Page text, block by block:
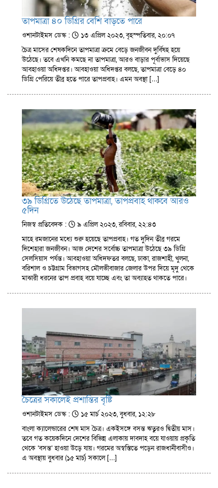
তাপমাত্রা ৪০ ডিগ্রির বেশি বাড়তে পারে
ওশানটাইমস ডেস্ক :
১৩ এপ্রিল ২০২৩, বৃহস্পতিবার, ২০:০৭
চৈত্র মাসের শেষকদিনে তাপমাত্রা ক্রমে বেড়ে জনজীবন দুর্বিষহ হয়ে
উঠেছে। তবে এখনি কমছে না তাপমাত্রা, আরও বাড়ার পূর্বাভাস দিয়েছে
আবহাওয়া অধিদপ্তর। আবহাওয়া অধিদপ্তর বলছে, তাপমাত্রা বেড়ে ৪০
ডিগ্রি পেরিয়ে তীব্র হতে পারে তাপপ্রবাহ। এমন অবস্থা […]
৩৯ ডিগ্রিতে উঠেছে তাপমাত্রা, তাপপ্রবাহ থাকবে আরও
৫দিন
নিজস্ব প্রতিবেদক :
৯ এপ্রিল ২০২৩, রবিবার, ২২:৪৩
মাহে রমজানের মধ্যে শুরু হয়েছে তাপপ্রবাহ। গত দুদিন তীব্র গরমে
দিশেহারা জনজীবন। আজ দেশের সর্বোচ্চ তাপমাত্রা উঠেছে ৩৯ ডিগ্রি
সেলসিয়াস পর্যন্ত। আবহাওয়া অধিদফতর বলছে, ঢাকা, রাজশাহী, খুলনা,
বরিশাল ও চট্টগ্রাম বিভাগসহ মৌলভীবাজার জেলার উপর দিয়ে মৃদু থেকে
মাঝারী ধরনের তাপ প্রবাহ বয়ে যাচ্ছে এবং তা অব্যাহত থাকতে পারে।
চৈত্রের সকালেই প্রশান্তির বৃষ্টি
ওশানটাইমস ডেস্ক :
১৫ মার্চ ২০২৩, বুধবার, ১২:২৮
বাংলা ক্যালেন্ডারের শেষ মাস চৈত্র। একইসঙ্গে বসন্ত ঋতুরও দ্বিতীয় মাস।
তবে গত কয়েকদিনে দেশের বিভিন্ন এলাকায় দাবদাহ বয়ে যাওয়ায় প্রকৃতি
থেকে ‘বসন্ত’ হাওয়া উড়ে যায়। গরমের অস্বস্তিতে পড়েন রাজধানীবাসীও।
এ অবস্থায় বুধবার (১৫ মার্চ) সকালে […]